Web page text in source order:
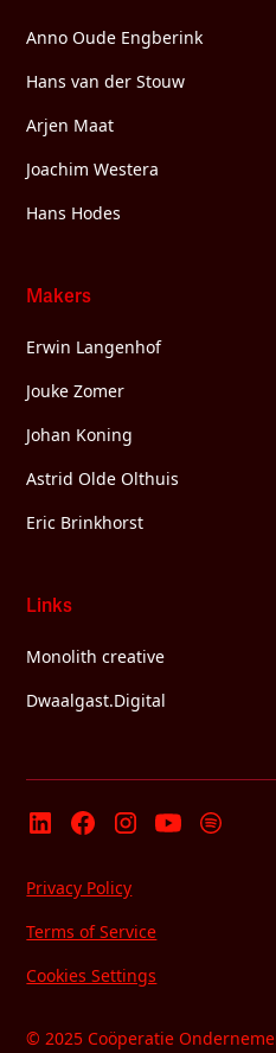
Anno Oude Engberink
Hans van der Stouw
Arjen Maat
Joachim Westera
Hans Hodes
Makers
Erwin Langenhof
Jouke Zomer
Johan Koning
Astrid Olde Olthuis
Eric Brinkhorst
Links
Monolith creative
Dwaalgast.Digital
© 2025 Coöperatie
Privacy Policy
Terms of Service
Cookies Settings